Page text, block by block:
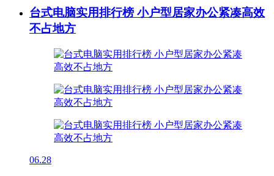
台式电脑实用排行榜 小户型居家办公紧凑高效
不占地方
06.28